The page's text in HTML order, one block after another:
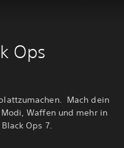
Ops
Mach dein
Waffen und mehr in
Ops 7.